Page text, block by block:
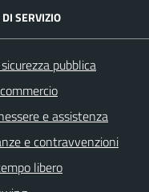
SERVIZIO
pubblica
e assistenza
e contravvenzioni
libero